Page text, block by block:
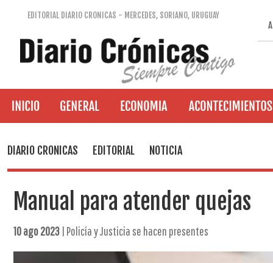
EDITORIAL DIARIO CRONICAS - MERCEDES, SORIANO, URUGUAY
DIARIO CRONICAS EDITORIAL NOTICIA
Manual para atender quejas
10 ago 2023 | Policía y Justicia se hacen presentes